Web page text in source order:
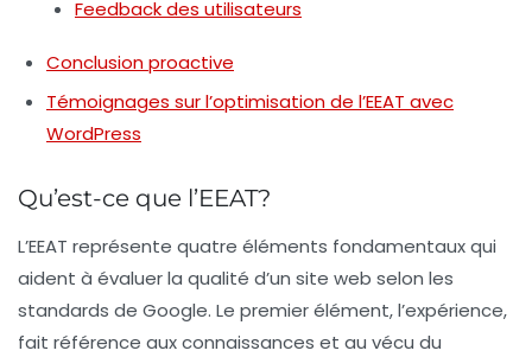
Feedback des utilisateurs
Conclusion proactive
Témoignages sur l’optimisation de l’EEAT avec
WordPress
Qu’est-ce que l’EEAT?
L’EEAT représente quatre éléments fondamentaux qui
aident à évaluer la qualité d’un site web selon les
standards de Google. Le premier élément, l’expérience,
fait référence aux connaissances et au vécu du